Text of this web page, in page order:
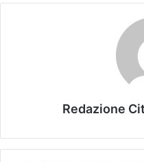
Redazione